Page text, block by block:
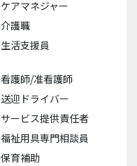
ケアマネジャー
介護職
生活支援員
看護師/准看護師
送迎ドライバー
サービス提供責任者
福祉用具専門相談員
保育補助